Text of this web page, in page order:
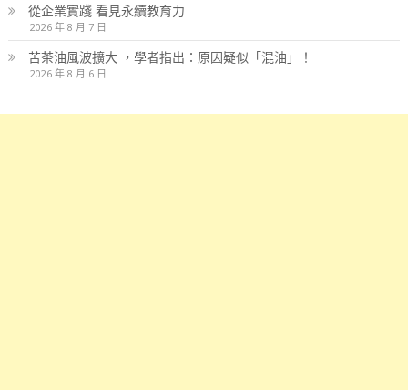
從企業實踐 看見永續教育力
2026 年 8 月 7 日
苦茶油風波擴大 ，學者指出：原因疑似「混油」！
2026 年 8 月 6 日